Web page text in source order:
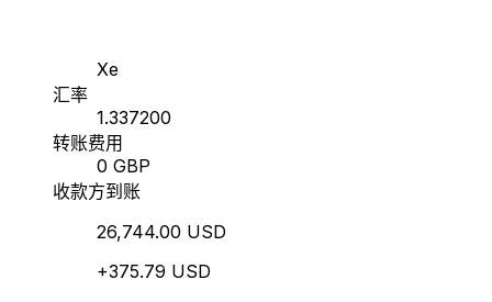
Xe
汇率
1.337200
转账费用
0 GBP
收款方到账
26,744.00 USD
+375.79 USD